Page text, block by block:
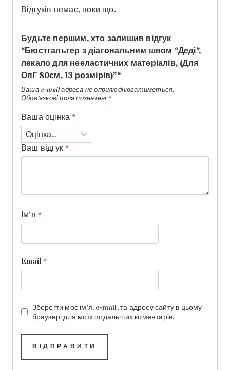
Відгуків немає, поки що.
Будьте першим, хто залишив відгук
“Бюстгальтер з діагональним швом “Деді”,
лекало для нееластичних матеріалів, (Для
ОпГ 80см, 13 розмірів)”“
Ваша e-mail адреса не оприлюднюватиметься.
Обов’язкові поля позначені *
Ваша оцінка*
Ваш відгук*
Ім'я *
Email*
Зберегти моє ім'я, e-mail, та адресу сайту в цьому
браузері для моїх подальших коментарів.